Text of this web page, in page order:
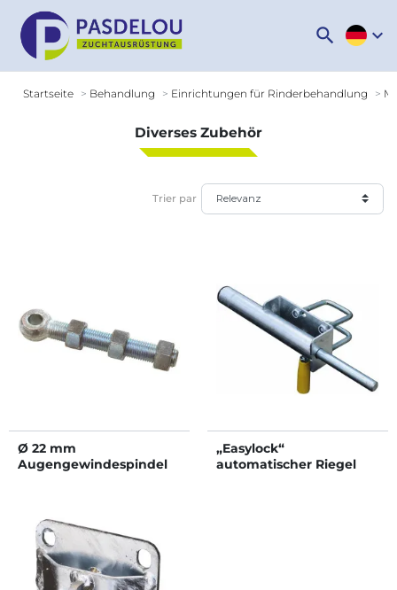
search expand_more
Startseite Behandlung Einrichtungen für Rinderbehandlung
Diverses Zubehör
Trier par
Ø 22 mm
Augengewindespindel
„Easylock“
automatischer Riegel